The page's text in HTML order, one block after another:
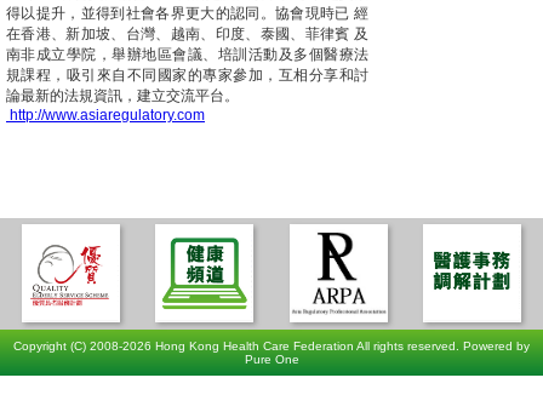
得以提升，並得到社會各界更大的認同。協會現時已 經
在香港、新加坡、台灣、越南、印度、泰國、菲律賓 及
南非成立學院，舉辦地區會議、培訓活動及多個醫療法
規課程，吸引來自不同國家的專家參加，互相分享和討
論最新的法規資訊，建立交流平台。
http://www.asiaregulatory.com
Copyright (C) 2008-2026 Hong Kong Health Care Federation All rights reserved. Powered by
Pure One